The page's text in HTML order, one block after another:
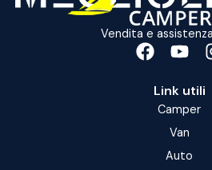
Vendita e
Link utili
Camper
Van
Auto